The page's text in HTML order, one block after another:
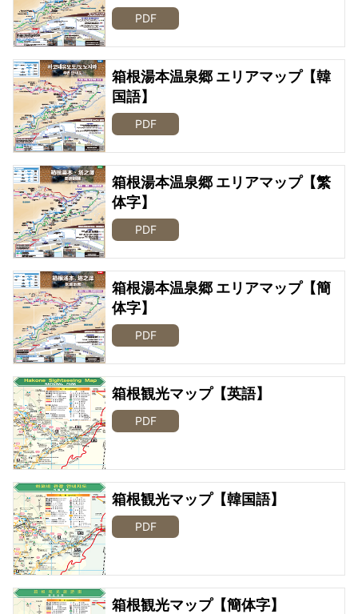
PDF
箱根湯本温泉郷 エリアマップ【韓
国語】
PDF
箱根湯本温泉郷 エリアマップ【繁
体字】
PDF
箱根湯本温泉郷 エリアマップ【簡
体字】
PDF
箱根観光マップ【英語】
PDF
箱根観光マップ【韓国語】
PDF
箱根観光マップ【簡体字】